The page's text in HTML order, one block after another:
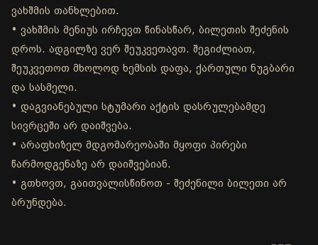
ვახშმის თანხლებით.
• ვახშმის მენიუს ირჩევთ წინასწარ, ბილეთის შეძენის
დროს. ადგილზე ვერ შეუკვეთავთ. შეგიძლიათ,
შეუკვეთოთ მხოლოდ ხემსის დაფა, ქართული ნუგბარი
და სასმელი.
• დაგვიანებული სტუმარი აქტის დასრულებამდე
სივრცეში არ დაიშვება.
• არაფხიზელ მდგომარეობაში მყოფი პირები
წარმოდგენაზე არ დაიშვებიან.
• გთხოვთ, გაითვალისწინოთ - შეძენილი ბილეთი არ
ბრუნდება.